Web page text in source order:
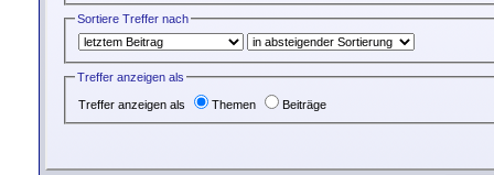
Sortiere Treffer nach
Treffer anzeigen als
Treffer anzeigen als Themen Beiträge